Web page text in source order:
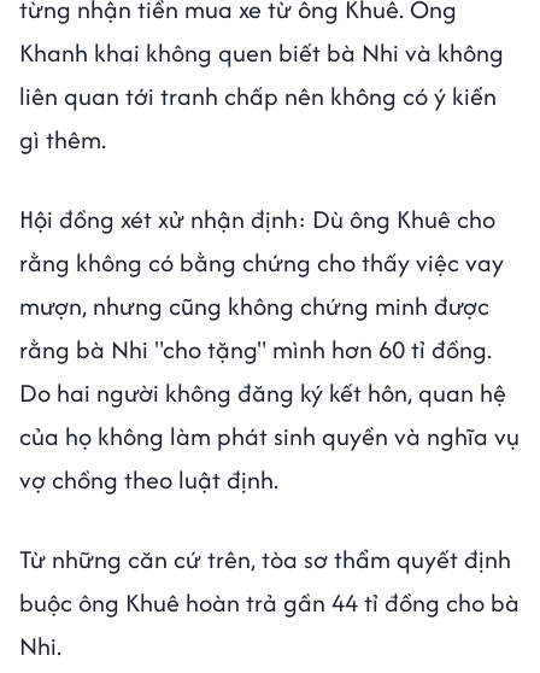
từng nhận tiền mua xe từ ông Khuê. Ông
Khanh khai không quen biết bà Nhi và không
liên quan tới tranh chấp nên không có ý kiến
gì thêm.
Hội đồng xét xử nhận định: Dù ông Khuê cho
rằng không có bằng chứng cho thấy việc vay
mượn, nhưng cũng không chứng minh được
rằng bà Nhi "cho tặng" mình hơn 60 tỉ đồng.
Do hai người không đăng ký kết hôn, quan hệ
của họ không làm phát sinh quyền và nghĩa vụ
vợ chồng theo luật định.
Từ những căn cứ trên, tòa sơ thẩm quyết định
buộc ông Khuê hoàn trả gần 44 tỉ đồng cho bà
Nhi.